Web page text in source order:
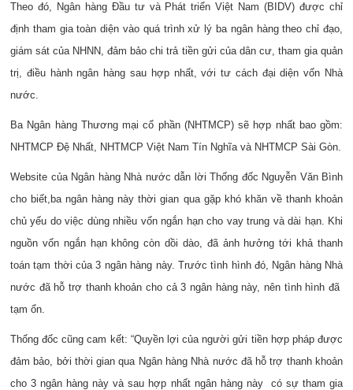
Theo đó, Ngân hàng Đầu tư và Phát triển Việt Nam (BIDV) được chỉ
định tham gia toàn diện vào quá trình xử lý ba ngân hàng theo chỉ đạo,
giám sát của NHNN, đảm bảo chi trả tiền gửi của dân cư, tham gia quản
trị, điều hành ngân hàng sau hợp nhất, với tư cách đại diện vốn Nhà
nước.
Ba Ngân hàng Thương mại cổ phần (NHTMCP) sẽ hợp nhất bao gồm:
NHTMCP Đệ Nhất, NHTMCP Việt Nam Tín Nghĩa và NHTMCP Sài Gòn.
Website của Ngân hàng Nhà nước dẫn lời Thống đốc Nguyễn Văn Bình
cho biết, ba ngân hàng này thời gian qua gặp khó khăn về thanh khoản
chủ yếu do việc dùng nhiều vốn ngắn hạn cho vay trung và dài hạn. Khi
nguồn vốn ngắn hạn không còn dồi dào, đã ảnh hưởng tới khả thanh
toán tạm thời của 3 ngân hàng này. Trước tình hình đó, Ngân hàng Nhà
nước đã hỗ trợ thanh khoản cho cả 3 ngân hàng này, nên tình hình đã
tạm ổn.
Thống đốc cũng cam kết: “Quyền lợi của người gửi tiền hợp pháp được
đảm bảo, bởi thời gian qua Ngân hàng Nhà nước đã hỗ trợ thanh khoản
cho 3 ngân hàng này và sau hợp nhất ngân hàng này
có sự tham gia